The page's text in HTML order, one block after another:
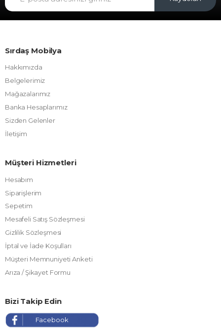
Sırdaş Mobilya
Hakkımızda
Belgelerimiz
Mağazalarımız
Banka Hesaplarımız
Sizden Gelenler
İletişim
Müşteri Hizmetleri
Hesabım
Siparişlerim
Sepetim
Mesafeli Satış Sözleşmesi
Gizlilik Sözleşmesi
İptal ve İade Koşulları
Müşteri Memnuniyeti Anketi
Arıza / Şikayet Formu
Bizi Takip Edin
Facebook